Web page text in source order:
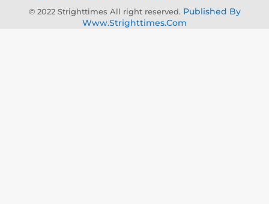
© 2022 Strighttimes All right reserved. Published By
Www.strighttimes.com